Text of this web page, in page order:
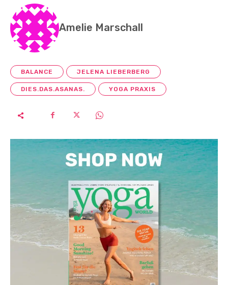
Amelie Marschall
BALANCE JELENA LIEBERBERG
DIES.DAS.ASANAS. YOGA PRAXIS